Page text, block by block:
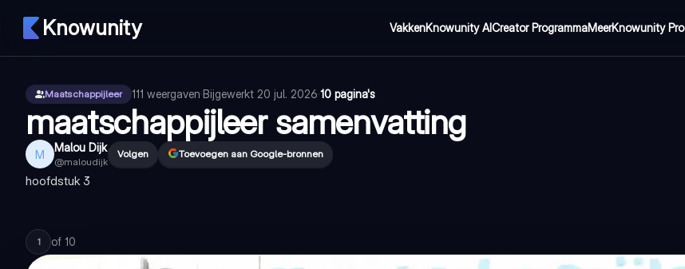
Knowunity VakkenKnowunity AICreator ProgrammaMeerKnowunity Pro
Maatschappijleer 111 weergaven·Bijgewerkt 20 jul. 2026·10 pagina's
maatschappijleer samenvatting
M Malou Dijk
@maloudijk
Volgen Toevoegen aan Google-bronnen
hoofdstuk 3
1 of 10